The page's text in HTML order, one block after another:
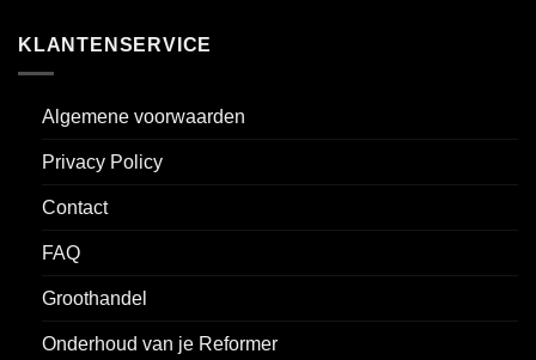
KLANTENSERVICE
Algemene voorwaarden
Privacy Policy
Contact
FAQ
Groothandel
Onderhoud van je Reformer